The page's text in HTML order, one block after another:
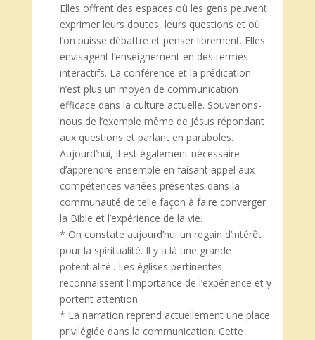
Elles offrent des espaces où les gens peuvent
exprimer leurs doutes, leurs questions et où
l’on puisse débattre et penser librement. Elles
envisagent l’enseignement en des termes
interactifs. La conférence et la prédication
n’est plus un moyen de communication
efficace dans la culture actuelle. Souvenons-
nous de l’exemple même de Jésus répondant
aux questions et parlant en paraboles.
Aujourd’hui, il est également nécessaire
d’apprendre ensemble en faisant appel aux
compétences variées présentes dans la
communauté de telle façon à faire converger
la Bible et l’expérience de la vie.
* On constate aujourd’hui un regain d’intérêt
pour la spiritualité. Il y a là une grande
potentialité.. Les églises pertinentes
reconnaissent l’importance de l’expérience et y
portent attention.
* La narration reprend actuellement une place
privilégiée dans la communication. Cette